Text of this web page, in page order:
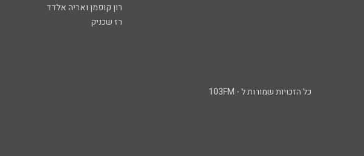
רון קופמן ואריה אלדד
רז שכניק
כל הזכויות שמורות ל - 103FM